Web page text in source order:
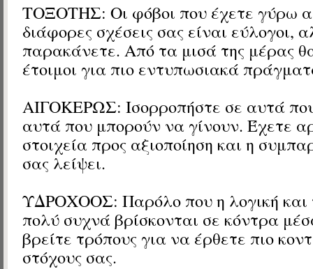
ΤΟΞΟΤΗΣ: Οι φόβοι που έχετε γύρω
διάφορες σχέσεις σας είναι εύλογοι,
παρακάνετε. Από τα μισά της μέρας
έτοιμοι για πιο εντυπωσιακά
ΑΙΓΟΚΕΡΩΣ: Ισορροπήστε σε αυτά
αυτά που μπορούν να γίνουν. Έχετε
στοιχεία προς αξιοποίηση και η
σας λείψει.
ΥΔΡΟΧΟΟΣ: Παρόλο που η λογική και
πολύ συχνά βρίσκονται σε κόντρα
βρείτε τρόπους για να έρθετε πιο
στόχους σας.